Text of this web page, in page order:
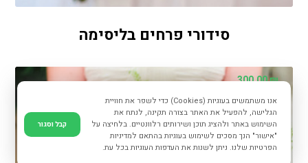
סידורי פרחים בליסימה
300.00₪
אנו משתמשים בעוגיות (Cookies) כדי לשפר את חוויית
הגלישה, להפעיל את האתר בצורה תקינה, לנתח את
השימוש באתר ולהציג תוכן ושירותים רלוונטיים. בלחיצה על
"אישור" הנך מסכים לשימוש בעוגיות בהתאם למדיניות
הפרטיות שלנו. ניתן לשנות את העדפות העוגיות בכל עת.
קבל וסגור